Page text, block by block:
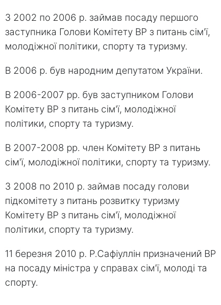
З 2002 по 2006 р. займав посаду першого
заступника Голови Комітету ВР з питань сім'ї,
молодіжної політики, спорту та туризму.
В 2006 р. був народним депутатом України.
В 2006-2007 рр. був заступником Голови
Комітету ВР з питань сім'ї, молодіжної
політики, спорту та туризму.
В 2007-2008 рр. член Комітету ВР з питань
сім'ї, молодіжної політики, спорту та туризму.
З 2008 по 2010 р. займав посаду голови
підкомітету з питань розвитку туризму
Комітету ВР з питань сім'ї, молодіжної
політики, спорту та туризму.
11 березня 2010 р. Р.Сафіуллін призначений ВР
на посаду міністра у справах сім'ї, молоді та
спорту.